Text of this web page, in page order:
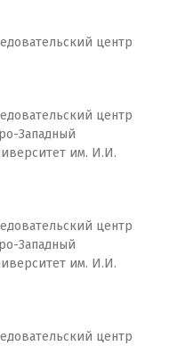
центр
центр
Западный
им. И.И.
центр
Западный
им. И.И.
центр